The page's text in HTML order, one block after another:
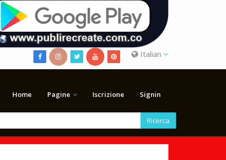
Italian
Home Pagine Iscrizione Signin
Ricerca